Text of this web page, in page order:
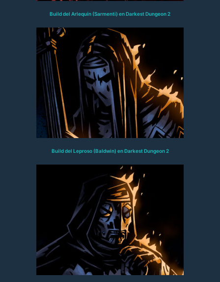
Build del Arlequín (Sarmenti) en Darkest Dungeon 2
Build del Leproso (Baldwin) en Darkest Dungeon 2